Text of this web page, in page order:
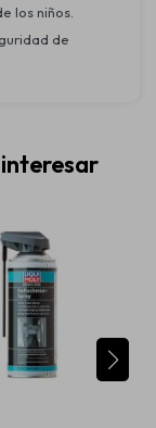
los niños.
de